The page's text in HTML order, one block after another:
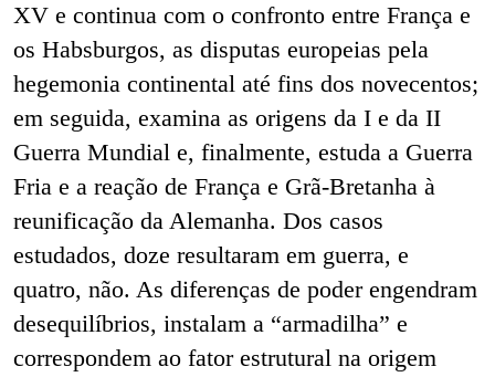
XV e continua com o confronto entre França e
os Habsburgos, as disputas europeias pela
hegemonia continental até fins dos novecentos;
em seguida, examina as origens da I e da II
Guerra Mundial e, finalmente, estuda a Guerra
Fria e a reação de França e Grã-Bretanha à
reunificação da Alemanha. Dos casos
estudados, doze resultaram em guerra, e
quatro, não. As diferenças de poder engendram
desequilíbrios, instalam a “armadilha” e
correspondem ao fator estrutural na origem